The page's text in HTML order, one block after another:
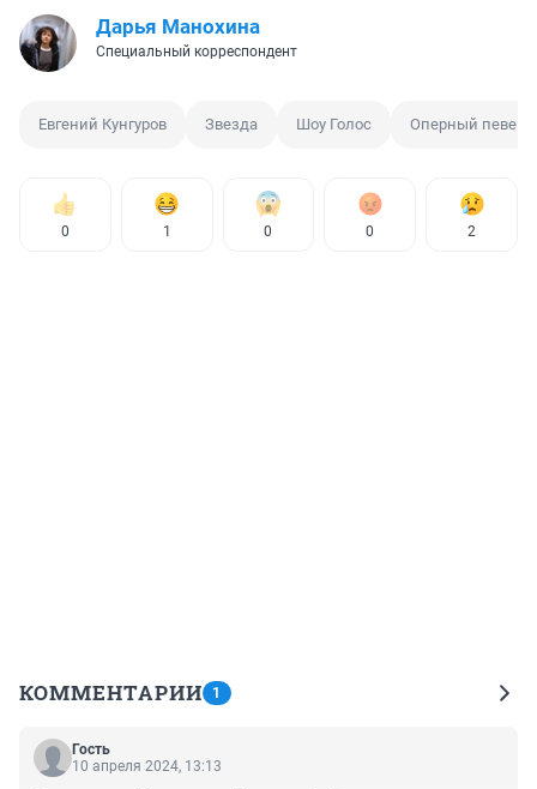
Дарья Манохина
Специальный корреспондент
Евгений Кунгуров Звезда Шоу Голос Оперный певец
0 1 0 0 2
КОММЕНТАРИИ 1
Гость
10 апреля 2024, 13:13